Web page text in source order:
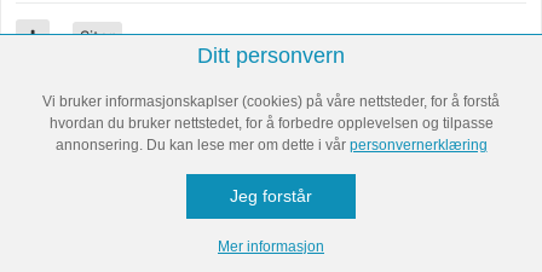
Siter
Ditt personvern
Vi bruker informasjonskaplser (cookies) på våre nettsteder, for å forstå
hvordan du bruker nettstedet, for å forbedre opplevelsen og tilpasse
annonsering. Du kan lese mer om dette i vår personvernerklæring
Jeg forstår
Mer informasjon